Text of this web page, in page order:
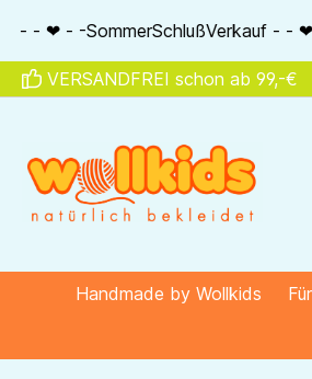
Zur Hauptnavigation
- - ❤ - - Wir schenken Dir
VERSANDFREI schon ab 99,-€
Handmade by Wollkids